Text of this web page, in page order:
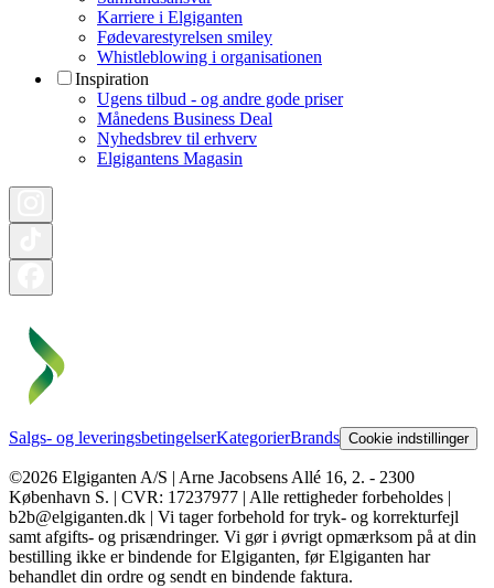
Karriere i Elgiganten
Fødevarestyrelsen smiley
Whistleblowing i organisationen
Inspiration
Ugens tilbud - og andre gode priser
Månedens Business Deal
Nyhedsbrev til erhverv
Elgigantens Magasin
Salgs- og leveringsbetingelserKategorierBrands Cookie indstillinger
©2026 Elgiganten A/S | Arne Jacobsens Allé 16, 2. - 2300
København S. | CVR: 17237977 | Alle rettigheder forbeholdes |
b2b@elgiganten.dk | Vi tager forbehold for tryk- og korrekturfejl
samt afgifts- og prisændringer. Vi gør i øvrigt opmærksom på at din
bestilling ikke er bindende for Elgiganten, før Elgiganten har
behandlet din ordre og sendt en bindende faktura.